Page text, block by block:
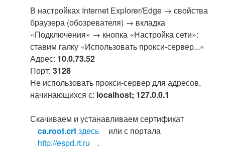
В настройках Internet Explorer/Edge → свойства
браузера (обозревателя) → вкладка
«Подключения» → кнопка «Настройка сети»:
ставим галку «Использовать прокси-сервер...»
Адрес: 10.0.73.52
Порт: 3128
Не использовать прокси-сервер для адресов,
начинающихся с: localhost; 127.0.0.1
Скачиваем и устанавливаем сертификат
ca.root.crtздесь
или с портала
http://espd.rt.ru
.